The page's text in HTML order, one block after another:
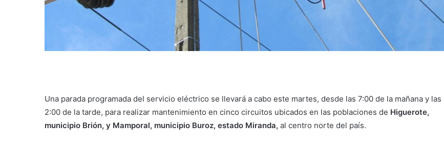
Una parada programada del servicio eléctrico se llevará a cabo este martes, desde las 7:00 de la mañana y las
2:00 de la tarde, para realizar mantenimiento en cinco circuitos ubicados en las poblaciones de Higuerote,
municipio Brión, y Mamporal, municipio Buroz, estado Miranda, al centro norte del país.